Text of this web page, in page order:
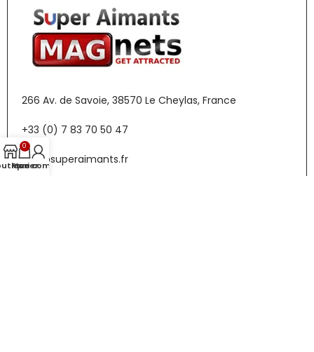
266 Av. de Savoie, 38570 Le Cheylas, France
+33 (0) 7 83 70 50 47
info@superaimants.fr
0
Panier
Mon compte